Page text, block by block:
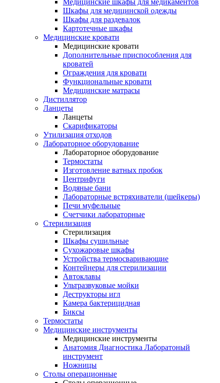
Медицинские шкафы для медикаментов
Шкафы для медицинской одежды
Шкафы для раздевалок
Картотечные шкафы
Медицинские кровати
Медицинские кровати
Дополнительные приспособления для
кроватей
Ограждения для кровати
Функциональные кровати
Медицинские матрасы
Дистиллятор
Ланцеты
Ланцеты
Скарификаторы
Утилизация отходов
Лабораторное оборудование
Лабораторное оборудование
Термостаты
Изготовление ватных пробок
Центрифуги
Водяные бани
Лабораторные встряхиватели (шейкеры)
Печи муфельные
Счетчики лабораторные
Стерилизация
Стерилизация
Шкафы сушильные
Сухожаровые шкафы
Устройства термосваривающие
Контейнеры для стерилизации
Автоклавы
Ультразвуковые мойки
Деструкторы игл
Камера бактерицидная
Биксы
Термостаты
Медицинские инструменты
Медицинские инструменты
Анатомия Диагностика Лаборатоный
инструмент
Ножницы
Столы операционные